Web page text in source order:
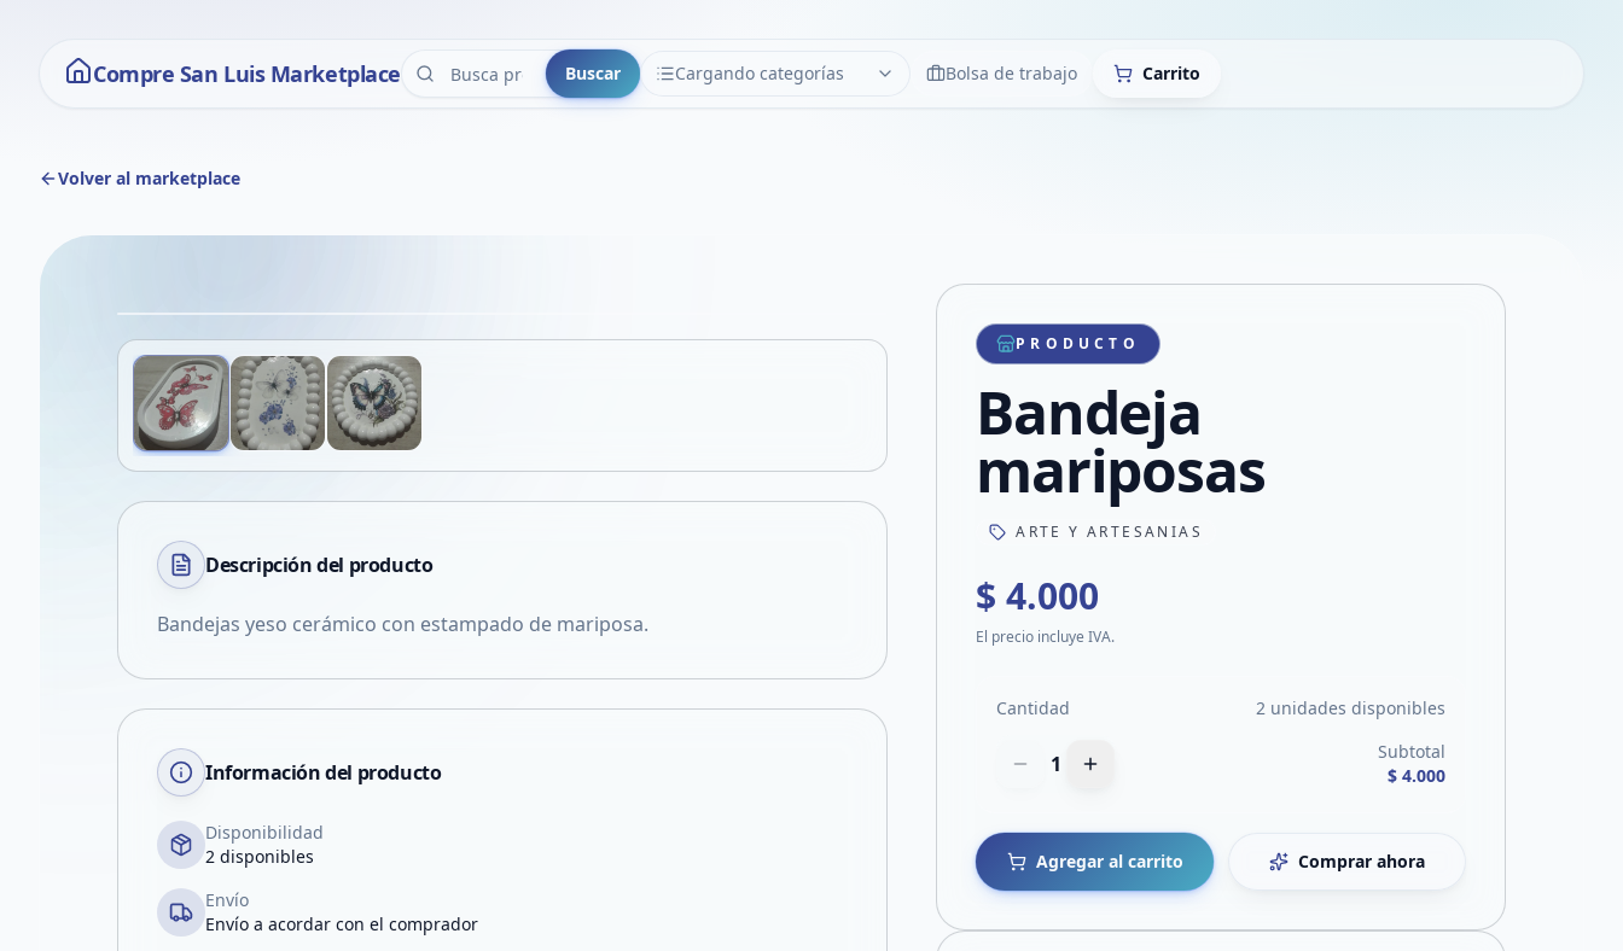
Compre San Luis Marketplace Buscar Cargando categorías
CATEGORÍAS LimpiarBolsa de trabajo Carrito
Volver al marketplace
Compartir producto
Compartir por WhatsApp
Compartir por mail
Compartir en Facebook
Compartir en X
Descripción del producto
Bandejas yeso cerámico con estampado de mariposa.
Información del producto
Disponibilidad
2 disponibles
Envío
Envío a acordar con el comprador
PRODUCTO
Bandeja
mariposas
ARTE Y ARTESANIAS
$ 4.000
El precio incluye IVA.
Cantidad 2 unidades disponibles
1
Subtotal
$ 4.000
Agregar al carrito Comprar ahora